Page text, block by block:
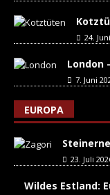
24.
London
7. Juni
EUROPA
23. Juli
Wildes Estland: